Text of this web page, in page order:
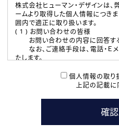
株式会社ヒューマン・デザインは
ームより取得した個人情報につき
囲内で適正に取り扱います。
( 1 ) お問い合わせの皆様
お問い合わせの内容に回答する
なお、ご連絡手段は、電話・Ｅ
たします。
本登録に関するご連絡および本
たします。
( 3 ) スタッフ派遣を検討されてい
お問い合わせの内容に回答する
個人情報の取り
上記の記載に